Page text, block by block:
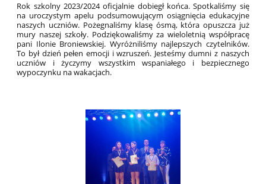
Rok szkolny 2023/2024 oficjalnie dobiegł końca. Spotkaliśmy się
na uroczystym apelu podsumowującym osiągnięcia edukacyjne
naszych uczniów. Pożegnaliśmy klasę ósmą, która opuszcza już
mury naszej szkoły. Podziękowaliśmy za wieloletnią współpracę
pani Ilonie Broniewskiej. Wyróżniliśmy najlepszych czytelników.
To był dzień pełen emocji i wzruszeń. Jesteśmy dumni z naszych
uczniów i życzymy wszystkim wspaniałego i bezpiecznego
wypoczynku na wakacjach.